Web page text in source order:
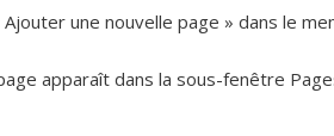
Ajouter une nouvelle page » dans le
apparaît dans la sous-fenêtre